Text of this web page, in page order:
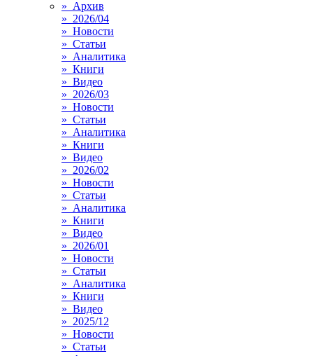
» Архив
» 2026/04
» Новости
» Статьи
» Аналитика
» Книги
» Видео
» 2026/03
» Новости
» Статьи
» Аналитика
» Книги
» Видео
» 2026/02
» Новости
» Статьи
» Аналитика
» Книги
» Видео
» 2026/01
» Новости
» Статьи
» Аналитика
» Книги
» Видео
» 2025/12
» Новости
» Статьи